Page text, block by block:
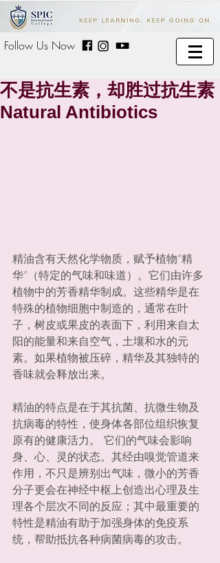
Follow Us Now
不是抗生素，却胜过抗生素
Natural Antibiotics
精油含有天然化学物质，赋予植物“精
华”（特定的气味和味道）。它们由许多
植物中的芳香精华制成。这些精华是在
特殊的植物细胞中制造的，通常在叶
子，树皮或果皮的表面下，利用来自太
阳的能量和来自空气，土壤和水的元
素。如果植物被压碎，精华及其独特的
香味就会释放出来。
精油的特点是在于其抗菌、抗微生物及
抗病毒的特性，使身体各部位组织恢复
原有的健康活力。 它们的气味会影响
身、心、灵的状态。其经由嗅觉管道来
作用，不只是辨别出气味，微小的芳香
分子更会在神经中枢上创造出心理及生
理各个层次不同的反应；其中最重要的
特性是精油有助于加强身体的免疫系
统，帮助抵抗各种病菌病毒的攻击。